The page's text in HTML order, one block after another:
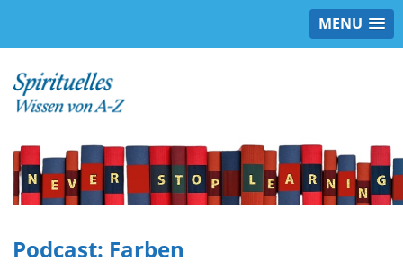
MENU
Podcast: Farben